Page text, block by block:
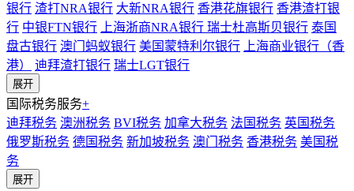
银行 渣打NRA银行 大新NRA银行 香港花旗银行 香港渣打银
行 中银FTN银行 上海浙商NRA银行 瑞士杜高斯贝银行 泰国
盘古银行 澳门蚂蚁银行 美国蒙特利尔银行
上海商业银行（香
港）
迪拜渣打银行 瑞士LGT银行
展开
国际税务服务+
迪拜税务 澳洲税务 BVI税务 加拿大税务 法国税务 英国税务
俄罗斯税务 德国税务 新加坡税务 澳门税务 香港税务 美国税
务
展开